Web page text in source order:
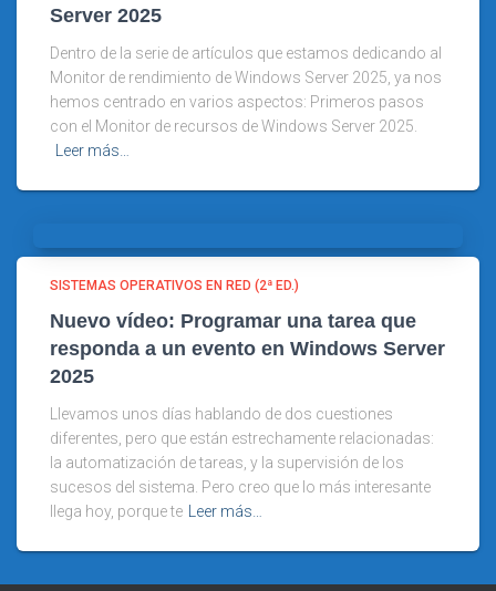
Server 2025
Dentro de la serie de artículos que estamos dedicando al
Monitor de rendimiento de Windows Server 2025, ya nos
hemos centrado en varios aspectos: Primeros pasos
con el Monitor de recursos de Windows Server 2025.
Leer más…
SISTEMAS OPERATIVOS EN RED (2ª ED.)
Nuevo vídeo: Programar una tarea que
responda a un evento en Windows Server
2025
Llevamos unos días hablando de dos cuestiones
diferentes, pero que están estrechamente relacionadas:
la automatización de tareas, y la supervisión de los
sucesos del sistema. Pero creo que lo más interesante
llega hoy, porque te Leer más…